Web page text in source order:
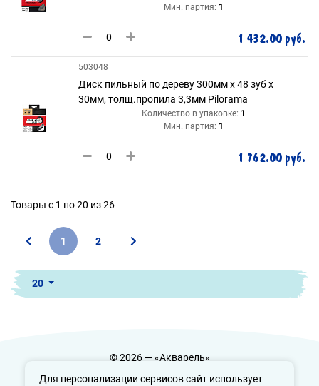
Для персонализации сервисов сайт использует
Мин. партия: 1
1 432.00 руб.
503048
Диск пильный по дереву 300мм х 48 зуб х
30мм, толщ.пропила 3,3мм Pilorama
Количество в упаковке: 1
Мин. партия: 1
1 762.00 руб.
Товары с 1 по 20 из 26
1 2
20
© 2026 — «Акварель»
Политика конфиденциальности